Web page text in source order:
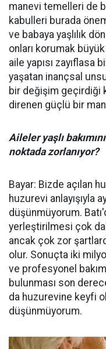
manevi temelleri de
kabulleri burada
ve babaya yaşlılık
onları korumak
aile yapısı zayıflasa
yaşatan inançsal
bir değişim geçirdiği
direnen güçlü bir
Aileler yaşlı
noktada zorlanıyor?
Bayar: Bizde açılan
huzurevi anlayışıyla
düşünmüyorum.
yerleştirilmesi çok
ancak çok zor
olur. Sonuçta iki
ve profesyonel
bulunması son
da huzurevine keyfi
düşünmüyorum.